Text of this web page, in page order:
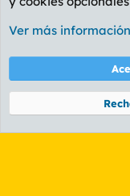
Foro General
Cookies
PL
Community platform by
Ver más